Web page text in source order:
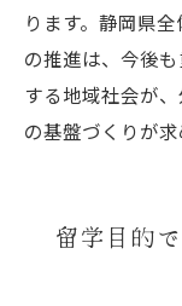
ります。静岡県
の推進は、今後
する地域社会が
の基盤づくりが求
留学目的